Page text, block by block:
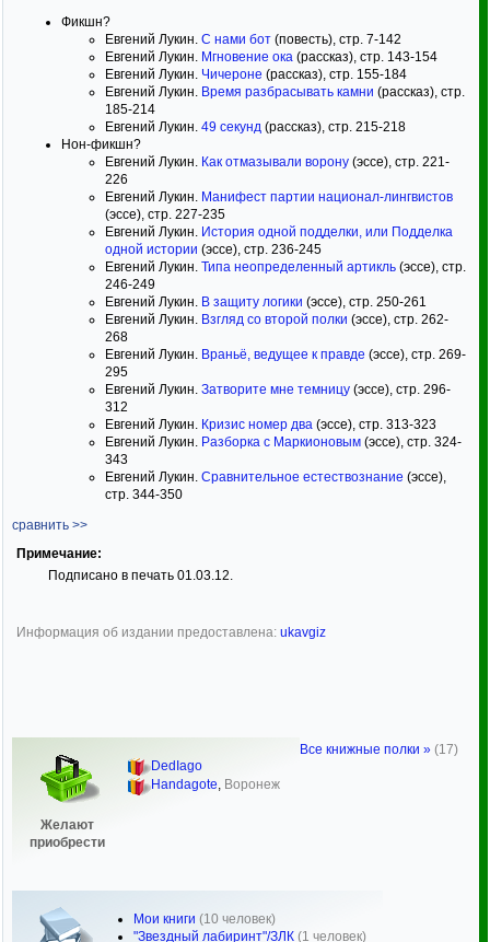
Фикшн?
Евгений Лукин. С нами бот (повесть), стр. 7-142
Евгений Лукин. Мгновение ока (рассказ), стр. 143-154
Евгений Лукин. Чичероне (рассказ), стр. 155-184
Евгений Лукин. Время разбрасывать камни (рассказ), стр.
185-214
Евгений Лукин. 49 секунд (рассказ), стр. 215-218
Нон-фикшн?
Евгений Лукин. Как отмазывали ворону (эссе), стр. 221-
226
Евгений Лукин. Манифест партии национал-лингвистов
(эссе), стр. 227-235
Евгений Лукин. История одной подделки, или Подделка
одной истории (эссе), стр. 236-245
Евгений Лукин. Типа неопределенный артикль (эссе), стр.
246-249
Евгений Лукин. В защиту логики (эссе), стр. 250-261
Евгений Лукин. Взгляд со второй полки (эссе), стр. 262-
268
Евгений Лукин. Враньё, ведущее к правде (эссе), стр. 269-
295
Евгений Лукин. Затворите мне темницу (эссе), стр. 296-
312
Евгений Лукин. Кризис номер два (эссе), стр. 313-323
Евгений Лукин. Разборка с Маркионовым (эссе), стр. 324-
343
Евгений Лукин. Сравнительное естествознание (эссе),
стр. 344-350
сравнить >>
Примечание:
Подписано в печать 01.03.12.
Информация об издании предоставлена: ukavgiz
Желают
приобрести
DedIago
Handagote, Воронеж
Мои книги (10 человек)
"Звездный лабиринт"/ЗЛК (1 человек)
Все книжные полки » (17)